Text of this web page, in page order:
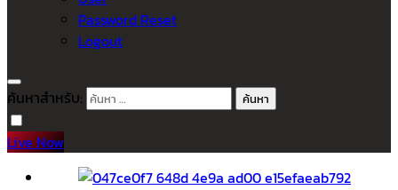
Password Reset
Logout
ค้นหาสำหรับ:
Live Now